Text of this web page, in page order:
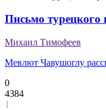
Письмо турецкого
Михаил Тимофеев
Мевлют Чавушоглу
0
4384
1